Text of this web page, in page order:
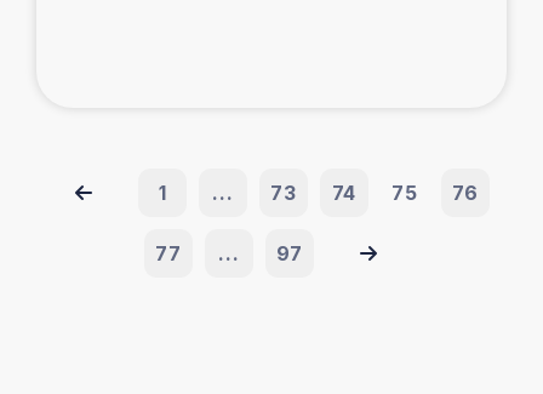
1 ... 73 74 75 76
77 ... 97